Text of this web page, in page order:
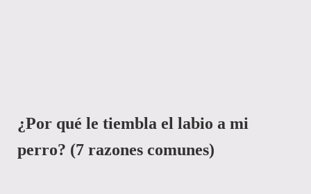
¿Por qué le tiembla el labio a mi
perro? (7 razones comunes)